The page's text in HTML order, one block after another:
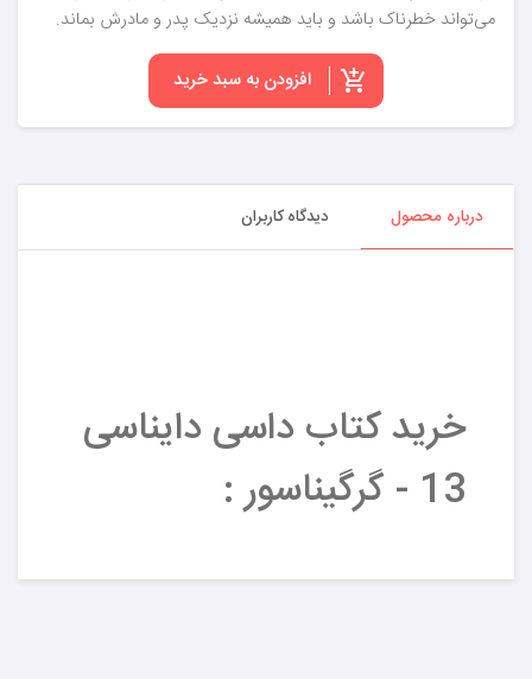
می‌تواند خطرناک باشد و باید همیشه نزدیک پدر و مادرش بماند.
افزودن به سبد خرید
درباره محصول دیدگاه کاربران
خرید کتاب داسی دایناسی
13 - گرگیناسور :